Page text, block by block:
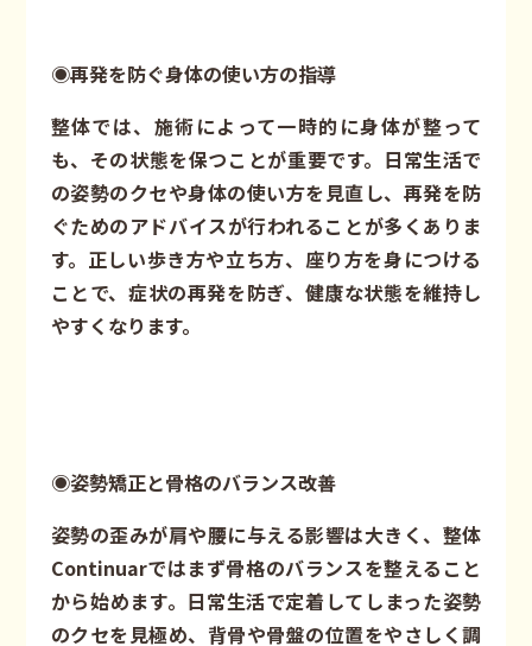
◉再発を防ぐ身体の使い方の指導
整体では、施術によって一時的に身体が整って
も、その状態を保つことが重要です。日常生活で
の姿勢のクセや身体の使い方を見直し、再発を防
ぐためのアドバイスが行われることが多くありま
す。正しい歩き方や立ち方、座り方を身につける
ことで、症状の再発を防ぎ、健康な状態を維持し
やすくなります。
◉姿勢矯正と骨格のバランス改善
姿勢の歪みが肩や腰に与える影響は大きく、整体
Continuarではまず骨格のバランスを整えること
から始めます。日常生活で定着してしまった姿勢
のクセを見極め、背骨や骨盤の位置をやさしく調